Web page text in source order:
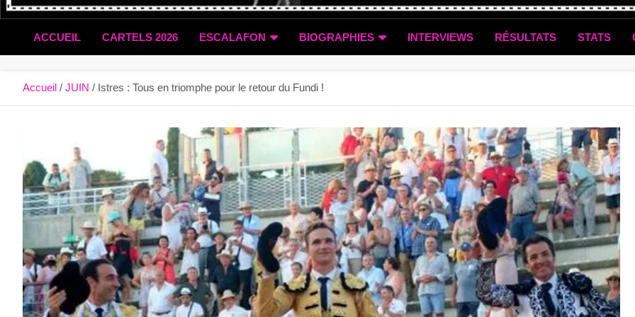
ACCUEIL CARTELS 2026 ESCALAFON BIOGRAPHIES INTERVIEWS RÉSULTATS STATS
Accueil JUIN Istres : Tous en triomphe pour le retour du Fundi !